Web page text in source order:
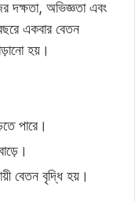
দক্ষতা, অভিজ্ঞতা এবং
একবার বেতন
হয়।
পারে।
বেতন বৃদ্ধি হয়।